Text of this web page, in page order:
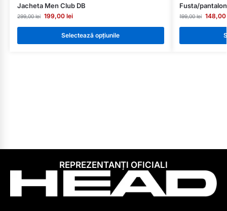
Jacheta Men Club DB
299,00lei 199,00 lei
Selectează opțiunile
Fusta/
199,00lei 148,00
REPREZENTANȚI OFICIALI